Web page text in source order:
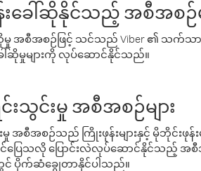
းခေါ်ဆိုနိုင်သည့် အစီအစဉ်မ
ဆိုမှု အစီအစဉ်ဖြင့် သင်သည် Viber ၏ သက်သ
ါ်ဆိုမှုများကို လုပ်ဆောင်နိုင်သည်။
းသွင်းမှု အစီအစဉ်များ
မှု အစီအစဉ်သည် ကြိုးဖုန်းများနှင့် မိုဘိုင်း
ြေသလို ပြောင်းလဲလုပ်ဆောင်နိုင်သည့် အစီ
တွင် ပိုက်ဆံချွေတာနိုင်ပါသည်။